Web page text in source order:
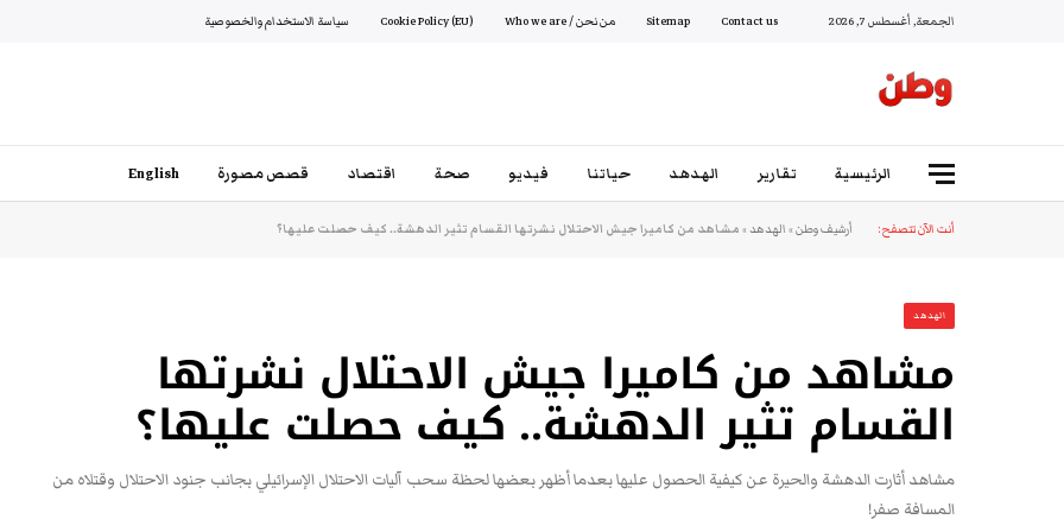
الجمعة, أغسطس 7, 2026 Contact us
Sitemap من نحن / Who we are Cookie Policy (EU) سياسة الاستخدام والخصوصية
الرئيسية تقارير الهدهد حياتنا فيديو صحة اقتصاد قصص مصورة English
أنت الآن تتصفح: أرشيف وطن»الهدهد»مشاهد من كاميرا جيش الاحتلال نشرتها القسام تثير الدهشة.. كيف حصلت عليها؟
الهدهد
مشاهد من كاميرا جيش الاحتلال نشرتها
القسام تثير الدهشة.. كيف حصلت عليها؟
مشاهد أثارت الدهشة والحيرة عن كيفية الحصول عليها بعدما أظهر بعضها لحظة سحب آليات الاحتلال الإسرائيلي بجانب جنود الاحتلال وقتلاه من
المسافة صفر!